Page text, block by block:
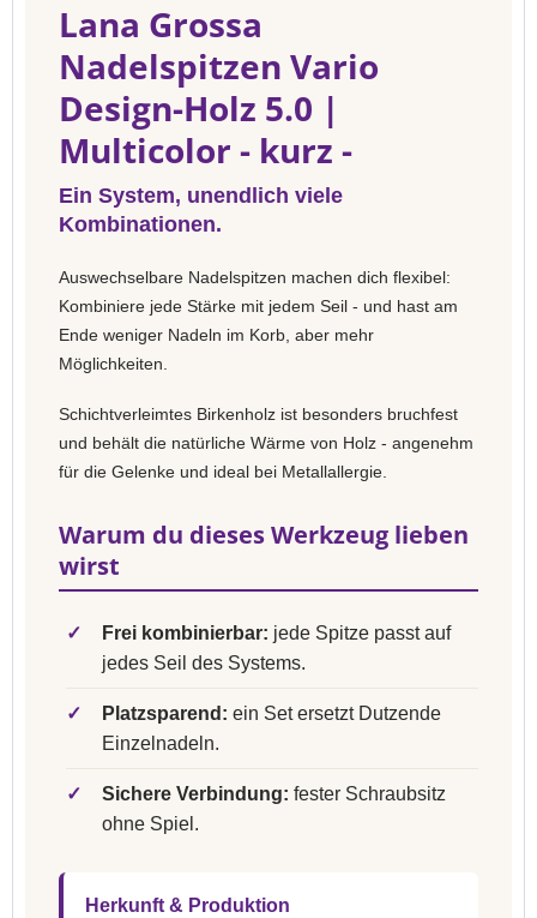
Lana Grossa
Nadelspitzen Vario
Design-Holz 5.0 |
Multicolor - kurz -
Ein System, unendlich viele
Kombinationen.
Auswechselbare Nadelspitzen machen dich flexibel:
Kombiniere jede Stärke mit jedem Seil - und hast am
Ende weniger Nadeln im Korb, aber mehr
Möglichkeiten.
Schichtverleimtes Birkenholz ist besonders bruchfest
und behält die natürliche Wärme von Holz - angenehm
für die Gelenke und ideal bei Metallallergie.
Warum du dieses Werkzeug lieben
wirst
✓ Frei kombinierbar: jede Spitze passt auf
jedes Seil des Systems.
✓ Platzsparend: ein Set ersetzt Dutzende
Einzelnadeln.
✓ Sichere Verbindung: fester Schraubsitz
ohne Spiel.
Herkunft & Produktion